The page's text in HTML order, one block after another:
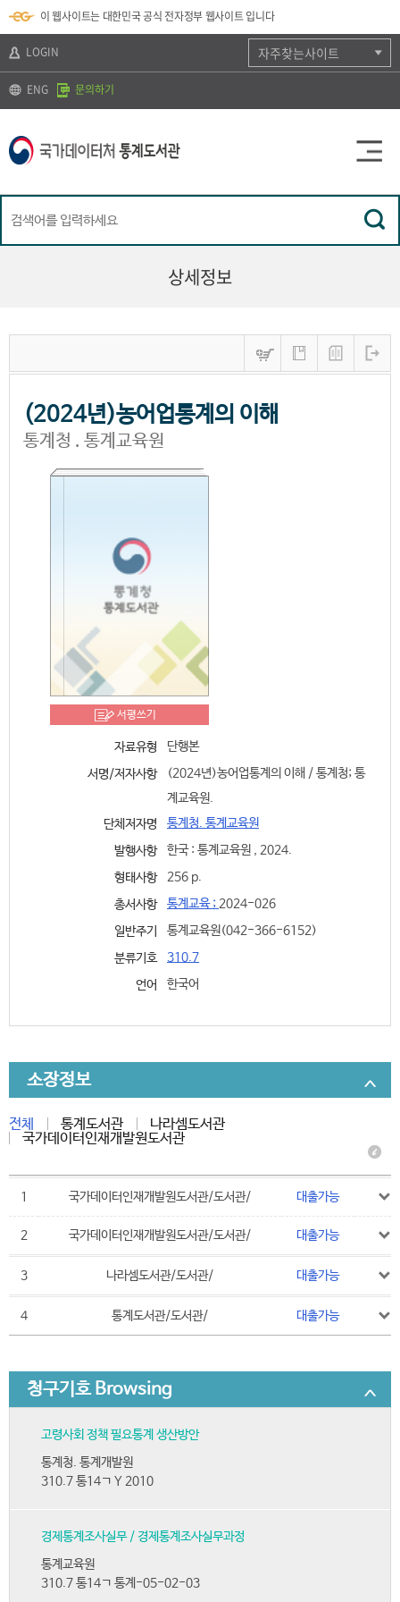
바
로
기
가
기
k
t
)
바
로
기
보
바
가
기
이 웹사이트는 대한민국 공식 전자정부 웹사이트 입니다
LOGIN
ENG 문의하기
자주찾는사이트
상세정보
(2024년)농어업통계의 이해
통계청 . 통계교육원
서평쓰기
자료유형
단행본
서명/저자사항
(2024년)농어업통계의 이해 / 통계청; 통
계교육원.
단체저자명
통계청. 통계교육원
발행사항
한국 : 통계교육원 , 2024.
형태사항
256 p.
총서사항
통계교육 ; 2024-026
일반주기
통계교육원(042-366-6152)
분류기호
310.7
언어
한국어
소장정보
전체 통계도서관
나라셈도서관
국가데이터인재개발원도서관
1 국가데이터인재개발원도서관/도서관/ 대출가능
2 국가데이터인재개발원도서관/도서관/ 대출가능
3 나라셈도서관/도서관/ 대출가능
4 통계도서관/도서관/ 대출가능
청구기호 Browsing
고령사회 정책 필요통계 생산방안
통계청. 통계개발원
310.7 통14ㄱ Y 2010
경제통계조사실무 / 경제통계조사실무과정
통계교육원
310.7 통14ㄱ 통계-05-02-03